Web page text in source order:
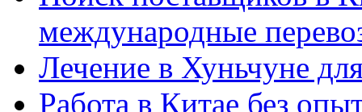
международные
Лечение в Хуньчуне
Работа в Китае без